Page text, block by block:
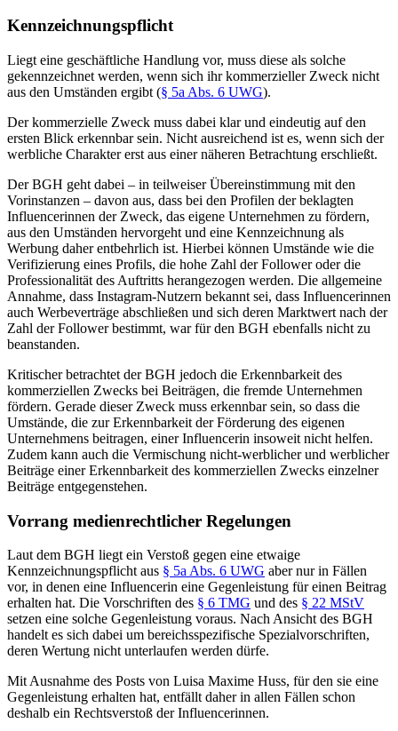
Kennzeichnungspflicht
Liegt eine geschäftliche Handlung vor, muss diese als solche
gekennzeichnet werden, wenn sich ihr kommerzieller Zweck nicht
aus den Umständen ergibt (§ 5a Abs. 6 UWG).
Der kommerzielle Zweck muss dabei klar und eindeutig auf den
ersten Blick erkennbar sein. Nicht ausreichend ist es, wenn sich der
werbliche Charakter erst aus einer näheren Betrachtung erschließt.
Der BGH geht dabei – in teilweiser Übereinstimmung mit den
Vorinstanzen – davon aus, dass bei den Profilen der beklagten
Influencerinnen der Zweck, das eigene Unternehmen zu fördern,
aus den Umständen hervorgeht und eine Kennzeichnung als
Werbung daher entbehrlich ist. Hierbei können Umstände wie die
Verifizierung eines Profils, die hohe Zahl der Follower oder die
Professionalität des Auftritts herangezogen werden. Die allgemeine
Annahme, dass Instagram-Nutzern bekannt sei, dass Influencerinnen
auch Werbeverträge abschließen und sich deren Marktwert nach der
Zahl der Follower bestimmt, war für den BGH ebenfalls nicht zu
beanstanden.
Kritischer betrachtet der BGH jedoch die Erkennbarkeit des
kommerziellen Zwecks bei Beiträgen, die fremde Unternehmen
fördern. Gerade dieser Zweck muss erkennbar sein, so dass die
Umstände, die zur Erkennbarkeit der Förderung des eigenen
Unternehmens beitragen, einer Influencerin insoweit nicht helfen.
Zudem kann auch die Vermischung nicht-werblicher und werblicher
Beiträge einer Erkennbarkeit des kommerziellen Zwecks einzelner
Beiträge entgegenstehen.
Vorrang medienrechtlicher Regelungen
Laut dem BGH liegt ein Verstoß gegen eine etwaige
Kennzeichnungspflicht aus § 5a Abs. 6 UWG aber nur in Fällen
vor, in denen eine Influencerin eine Gegenleistung für einen Beitrag
erhalten hat. Die Vorschriften des § 6 TMG und des § 22 MStV
setzen eine solche Gegenleistung voraus. Nach Ansicht des BGH
handelt es sich dabei um bereichsspezifische Spezialvorschriften,
deren Wertung nicht unterlaufen werden dürfe.
Mit Ausnahme des Posts von Luisa Maxime Huss, für den sie eine
Gegenleistung erhalten hat, entfällt daher in allen Fällen schon
deshalb ein Rechtsverstoß der Influencerinnen.